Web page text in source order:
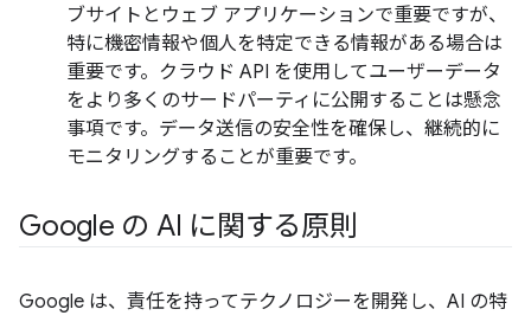
ブサイトとウェブ アプリケーションで重要ですが、
特に機密情報や個人を特定できる情報がある場合は
重要です。クラウド API を使用してユーザーデータ
をより多くのサードパーティに公開することは懸念
事項です。データ送信の安全性を確保し、継続的に
モニタリングすることが重要です。
Google の AI に関する原則
Google は、責任を持ってテクノロジーを開発し、AI の特